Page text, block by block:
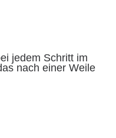
jedem Schritt im
nach einer Weile